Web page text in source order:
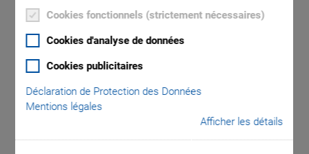
Cookies fonctionnels (strictement nécessaires)
Cookies d'analyse de données
Cookies publicitaires
Déclaration de Protection des Données
Mentions légales
Afficher les détails
E-481 PICA Piezo
High-Power
Amplifier/Controller